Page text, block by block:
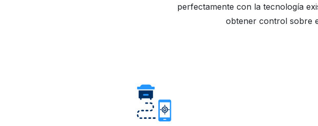
perfectamente con la tecnología
obtener control sobre